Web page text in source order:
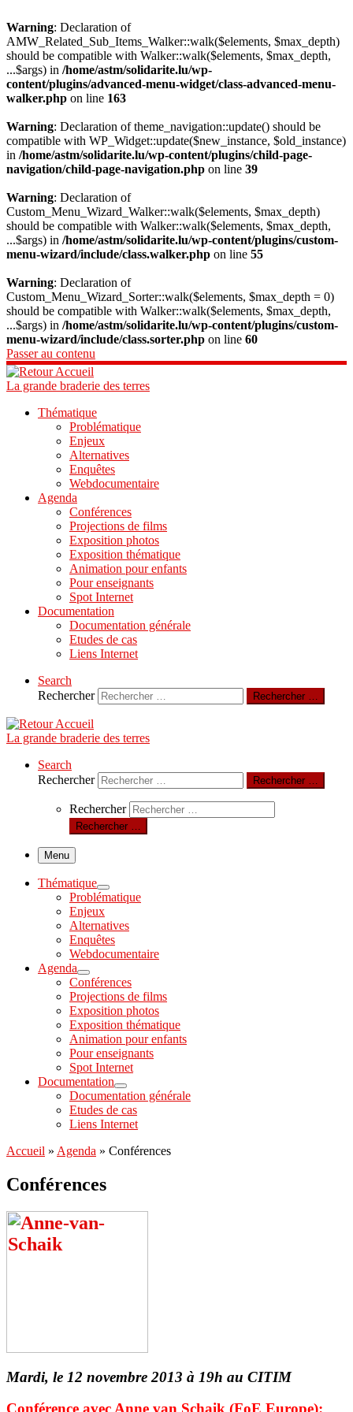
Warning: Declaration of
AMW_Related_Sub_Items_Walker::walk($elements, $max_depth)
should be compatible with Walker::walk($elements, $max_depth,
...$args) in /home/astm/solidarite.lu/wp-
content/plugins/advanced-menu-widget/class-advanced-menu-
walker.php on line 163
Warning: Declaration of theme_navigation::update() should be
compatible with WP_Widget::update($new_instance, $old_instance)
in /home/astm/solidarite.lu/wp-content/plugins/child-page-
navigation/child-page-navigation.php on line 39
Warning: Declaration of
Custom_Menu_Wizard_Walker::walk($elements, $max_depth)
should be compatible with Walker::walk($elements, $max_depth,
...$args) in /home/astm/solidarite.lu/wp-content/plugins/custom-
menu-wizard/include/class.walker.php on line 55
Warning: Declaration of
Custom_Menu_Wizard_Sorter::walk($elements, $max_depth = 0)
should be compatible with Walker::walk($elements, $max_depth,
...$args) in /home/astm/solidarite.lu/wp-content/plugins/custom-
menu-wizard/include/class.sorter.php on line 60
Passer au contenu
La grande braderie des terres
Thématique
Problématique
Enjeux
Alternatives
Enquêtes
Webdocumentaire
Agenda
Conférences
Projections de films
Exposition photos
Exposition thématique
Animation pour enfants
Pour enseignants
Spot Internet
Documentation
Documentation générale
Etudes de cas
Liens Internet
Search
Rechercher
Rechercher …
La grande braderie des terres
Search
Rechercher
Rechercher …
Rechercher
Rechercher …
Menu
Thématique
Problématique
Enjeux
Alternatives
Enquêtes
Webdocumentaire
Agenda
Conférences
Projections de films
Exposition photos
Exposition thématique
Animation pour enfants
Pour enseignants
Spot Internet
Documentation
Documentation générale
Etudes de cas
Liens Internet
Accueil » Agenda » Conférences
Conférences
Mardi, le 12 novembre 2013 à 19h au CITIM